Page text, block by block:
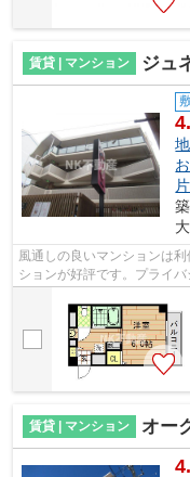
賃貸 | マンション ジュ
風通しの良いマンションは
ションが好評です。プライ
です。足腰が弱い方に嬉しい
賃貸 | マンション オー